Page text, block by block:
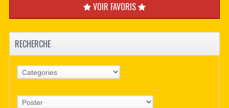
VOIR FAVORIS
RECHERCHE